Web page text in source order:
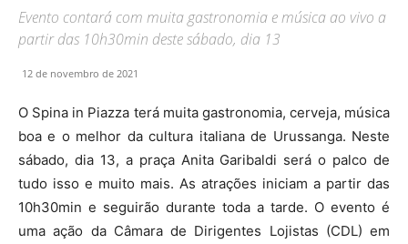
Evento contará com muita gastronomia e música ao vivo a
partir das 10h30min deste sábado, dia 13
12 de novembro de 2021
O Spina in Piazza terá muita gastronomia, cerveja, música
boa e o melhor da cultura italiana de Urussanga. Neste
sábado, dia 13, a praça Anita Garibaldi será o palco de
tudo isso e muito mais. As atrações iniciam a partir das
10h30min e seguirão durante toda a tarde. O evento é
uma ação da Câmara de Dirigentes Lojistas (CDL) em